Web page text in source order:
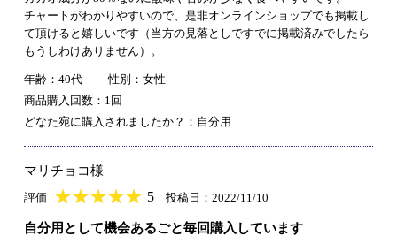
チャートがわかりやすいので、是非オンラインショップでも掲載し
て頂けると嬉しいです（当方の見落としですでに掲載済みでしたら
もうしわけありません）。
年齢：40代
性別：女性
商品購入回数：1回
どなた宛に購入されましたか？：自分用
マリチョコ様
評価 ★★★★★
★★★★★ 5 投稿日：2022/11/10
自分用として機会あるごと毎回購入しています